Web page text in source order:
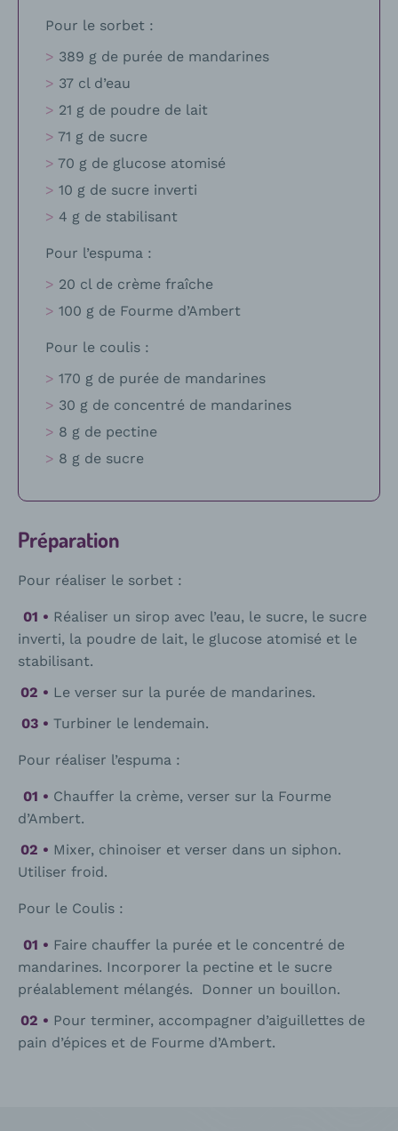
Pour le sorbet :
389 g de purée de mandarines
37 cl d’eau
21 g de poudre de lait
71 g de sucre
70 g de glucose atomisé
10 g de sucre inverti
4 g de stabilisant
Pour l’espuma :
20 cl de crème fraîche
100 g de Fourme d’Ambert
Pour le coulis :
170 g de purée de mandarines
30 g de concentré de mandarines
8 g de pectine
8 g de sucre
Préparation
Pour réaliser le sorbet :
Réaliser un sirop avec l’eau, le sucre, le sucre
inverti, la poudre de lait, le glucose atomisé et le
stabilisant.
Le verser sur la purée de mandarines.
Turbiner le lendemain.
Pour réaliser l’espuma :
Chauffer la crème, verser sur la Fourme
d’Ambert.
Mixer, chinoiser et verser dans un siphon.
Utiliser froid.
Pour le Coulis :
Faire chauffer la purée et le concentré de
mandarines. Incorporer la pectine et le sucre
préalablement mélangés. Donner un bouillon.
Pour terminer, accompagner d’aiguillettes de
pain d’épices et de Fourme d’Ambert.